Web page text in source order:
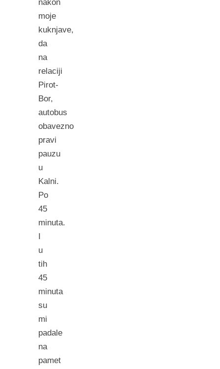
nakon
moje
kuknjave,
da
na
relaciji
Pirot-
Bor,
autobus
obavezno
pravi
pauzu
u
Kalni.
Po
45
minuta.
u
tih
45
minuta
su
mi
padale
na
pamet